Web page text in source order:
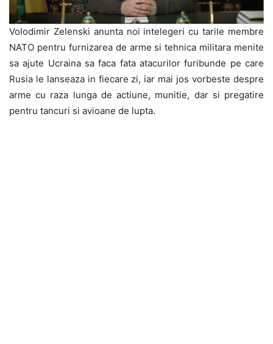
Volodimir Zelenski anunta noi intelegeri cu tarile membre
NATO pentru furnizarea de arme si tehnica militara menite
sa ajute Ucraina sa faca fata atacurilor furibunde pe care
Rusia le lanseaza in fiecare zi, iar mai jos vorbeste despre
arme cu raza lunga de actiune, munitie, dar si pregatire
pentru tancuri si avioane de lupta.